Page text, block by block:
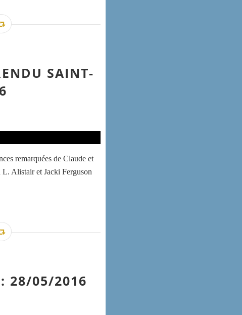
SAINT-
remarquées de Claude et
L. Alistair et Jacki Ferguson
: 28/05/2016